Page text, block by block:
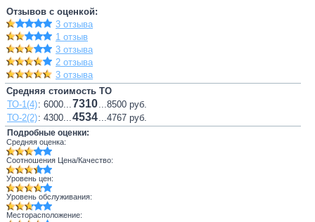
Отзывов с оценкой:
3 отзыва
1 отзыв
3 отзыва
2 отзыва
3 отзыва
Средняя стоимость ТО
ТО-1(4): 6000...7310...8500 руб.
ТО-2(2): 4300...4534...4767 руб.
Подробные оценки:
Средняя оценка:
Соотношения Цена/Качество:
Уровень цен:
Уровень обслуживания:
Месторасположение: